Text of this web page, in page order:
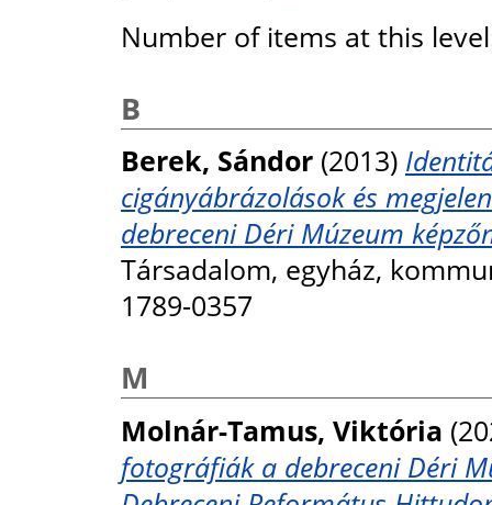
Number of items at this
B
Berek, Sándor (2013)
cigányábrázolások és
debreceni Déri Múzeum
Társadalom, egyház,
1789-0357
M
Molnár-Tamus, Viktória
fotográfiák a debreceni Déri